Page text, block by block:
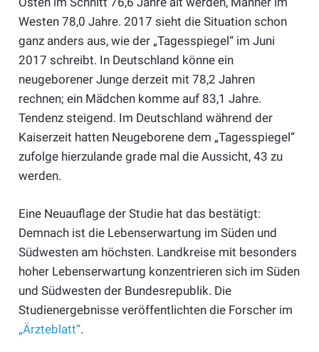
Westen 78,0 Jahre. 2017 sieht die Situation schon
ganz anders aus, wie der „Tagesspiegel“ im Juni
2017 schreibt. In Deutschland könne ein
neugeborener Junge derzeit mit 78,2 Jahren
rechnen; ein Mädchen komme auf 83,1 Jahre.
Tendenz steigend. Im Deutschland während der
Kaiserzeit hatten Neugeborene dem „Tagesspiegel“
zufolge hierzulande grade mal die Aussicht, 43 zu
werden.
Eine Neuauflage der Studie hat das bestätigt:
Demnach ist die Lebenserwartung im Süden und
Südwesten am höchsten. Landkreise mit besonders
hoher Lebenserwartung konzentrieren sich im Süden
und Südwesten der Bundesrepublik. Die
Studienergebnisse veröffentlichten die Forscher im
„Ärzteblatt“.